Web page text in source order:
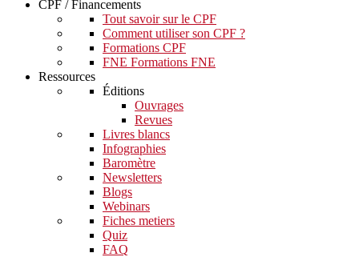
CPF / Financements
Tout savoir sur le CPF
Comment utiliser son CPF ?
Formations CPF
FNE Formations FNE
Ressources
Éditions
Ouvrages
Revues
Livres blancs
Infographies
Baromètre
Newsletters
Blogs
Webinars
Fiches metiers
Quiz
FAQ